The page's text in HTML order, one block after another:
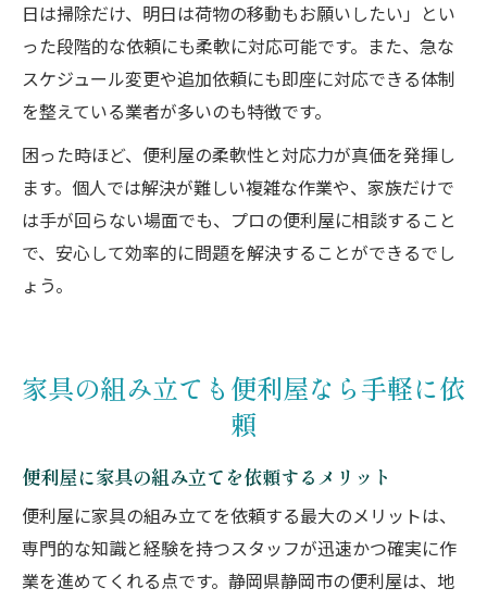
日は掃除だけ、明日は荷物の移動もお願いしたい」とい
った段階的な依頼にも柔軟に対応可能です。また、急な
スケジュール変更や追加依頼にも即座に対応できる体制
を整えている業者が多いのも特徴です。
困った時ほど、便利屋の柔軟性と対応力が真価を発揮し
ます。個人では解決が難しい複雑な作業や、家族だけで
は手が回らない場面でも、プロの便利屋に相談すること
で、安心して効率的に問題を解決することができるでし
ょう。
家具の組み立ても便利屋なら手軽に依
頼
便利屋に家具の組み立てを依頼するメリット
便利屋に家具の組み立てを依頼する最大のメリットは、
専門的な知識と経験を持つスタッフが迅速かつ確実に作
業を進めてくれる点です。静岡県静岡市の便利屋は、地